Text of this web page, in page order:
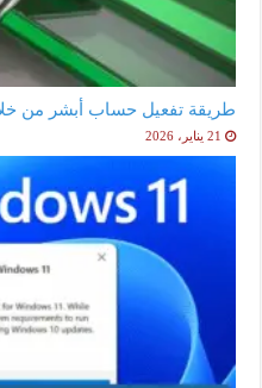
طريقة تفعيل حساب أبشر من
21 يناير، 2026